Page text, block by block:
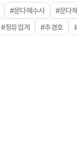
#문다혜수사
#문다
#정유업계 #추경호